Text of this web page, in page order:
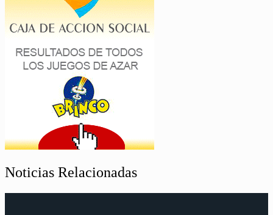
Noticias Relacionadas